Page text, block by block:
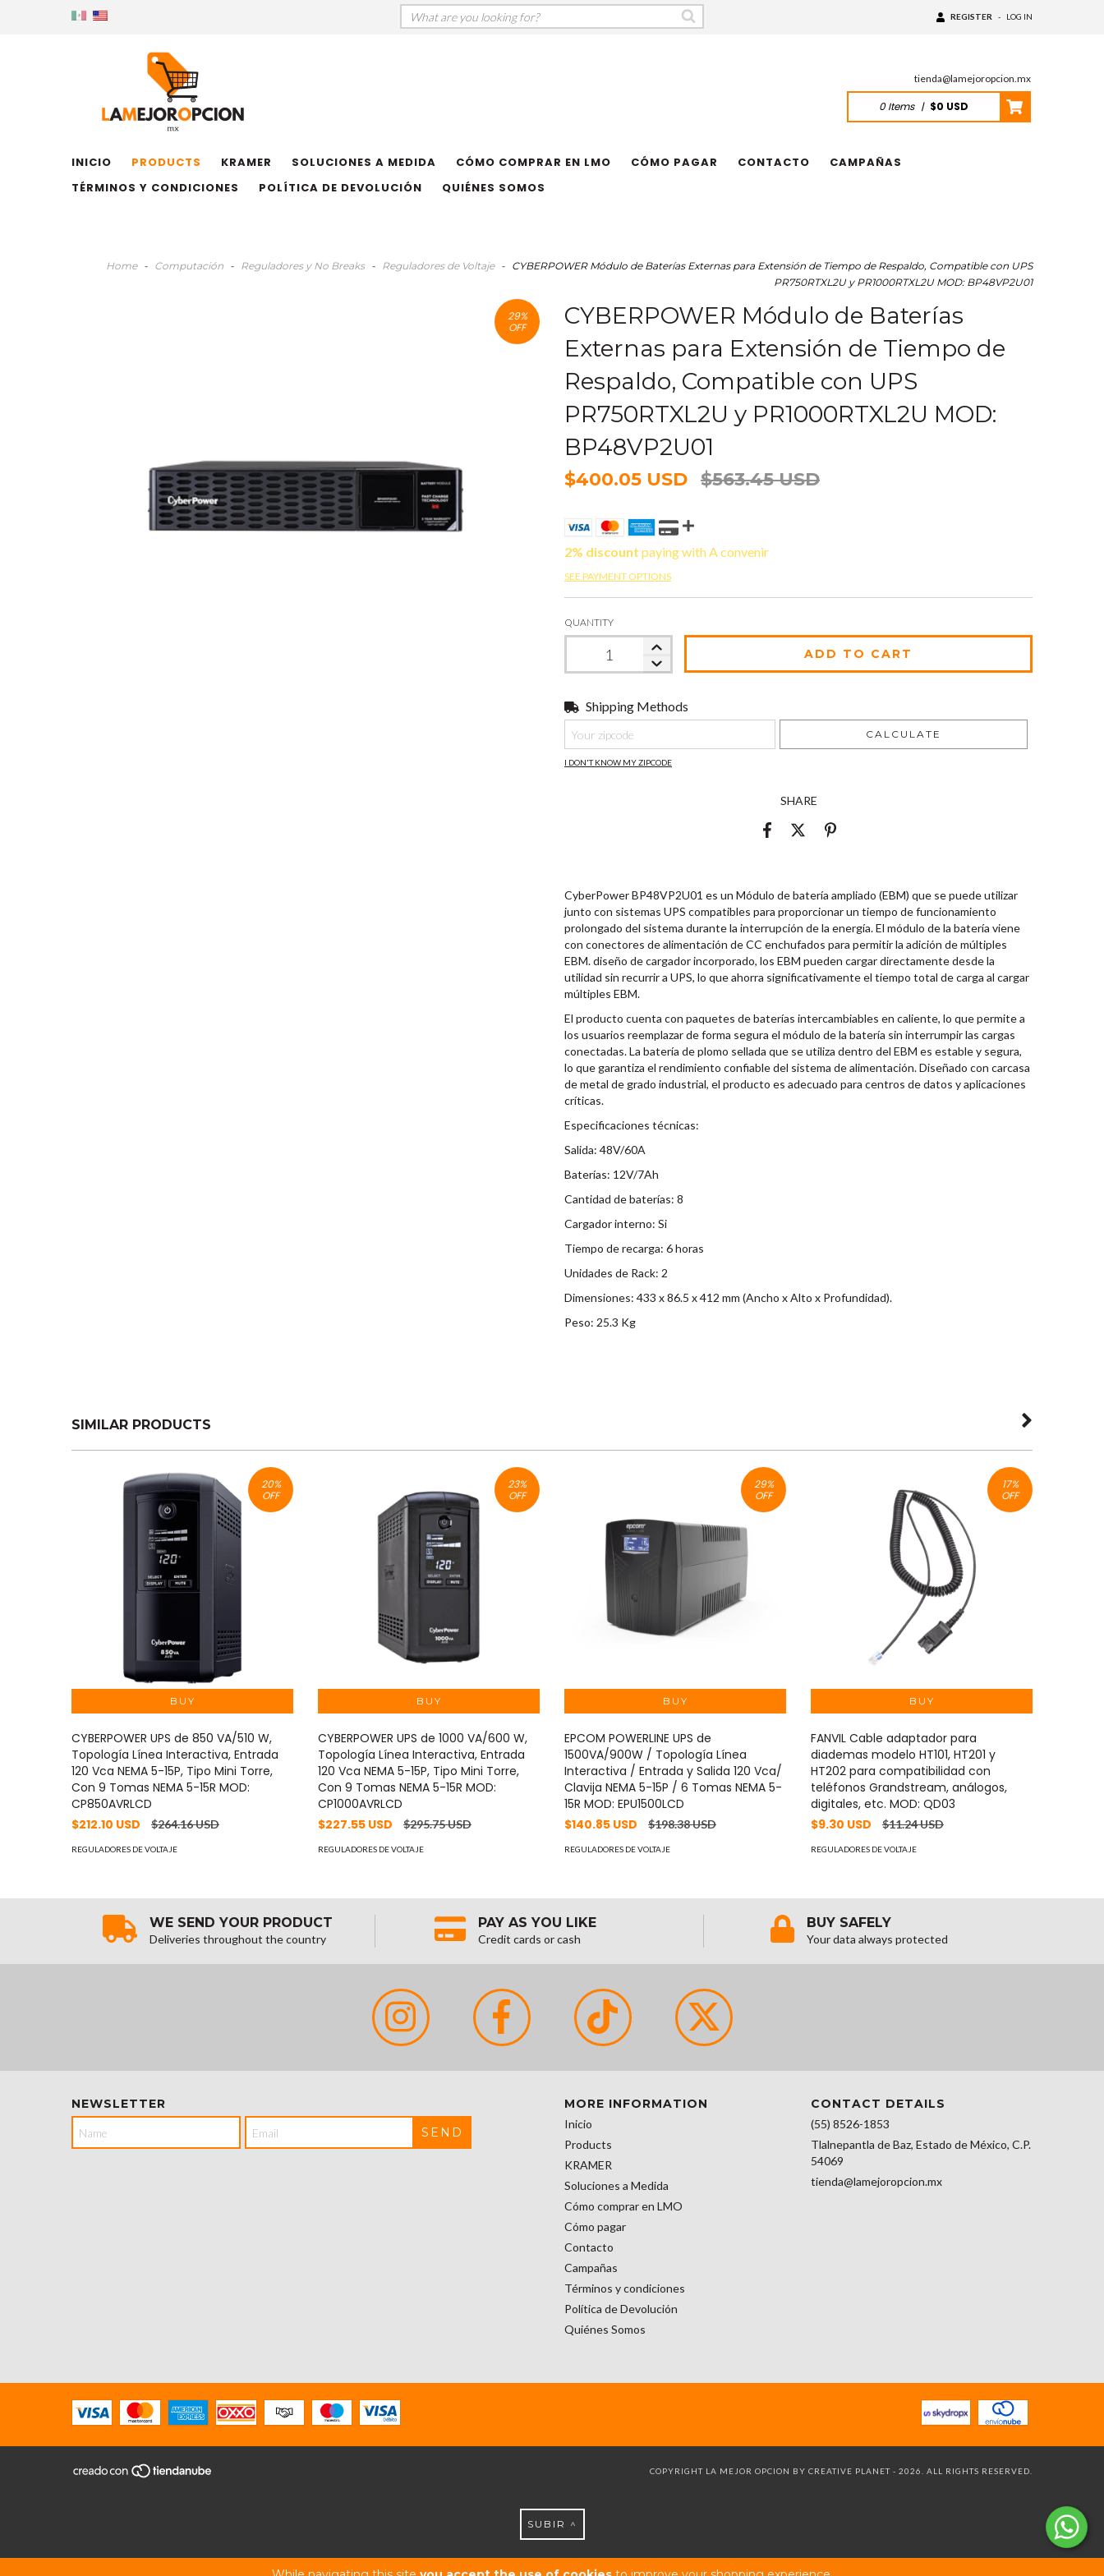
REGISTER - LOG IN
tienda@lamejoropcion.mx
0Items | $0 USD
INICIO PRODUCTS KRAMER SOLUCIONES A MEDIDA CÓMO COMPRAR EN LMO CÓMO PAGAR CONTACTO
CAMPAÑAS
TÉRMINOS Y CONDICIONES
POLÍTICA DE DEVOLUCIÓN QUIÉNES SOMOS
Home - Computación - Reguladores y No Breaks - Reguladores de Voltaje - CYBERPOWER Módulo de Baterías Externas para Extensión de Tiempo de Respaldo, Compatible con UPS
PR750RTXL2U y PR1000RTXL2U MOD: BP48VP2U01
29%
OFF
CYBERPOWER Módulo de Baterías
Externas para Extensión de Tiempo de
Respaldo, Compatible con UPS
PR750RTXL2U y PR1000RTXL2U MOD:
BP48VP2U01
$400.05 USD $563.45 USD
2% discount paying with A convenir
SEE PAYMENT OPTIONS
QUANTITY
Shipping for zipcode:
Shipping Methods
CALCULATE
I DON'T KNOW MY ZIPCODE
SHARE
CyberPower BP48VP2U01 es un Módulo de batería ampliado (EBM) que se puede utilizar
junto con sistemas UPS compatibles para proporcionar un tiempo de funcionamiento
prolongado del sistema durante la interrupción de la energía. El módulo de la batería viene
con conectores de alimentación de CC enchufados para permitir la adición de múltiples
EBM. diseño de cargador incorporado, los EBM pueden cargar directamente desde la
utilidad sin recurrir a UPS, lo que ahorra significativamente el tiempo total de carga al cargar
múltiples EBM.
El producto cuenta con paquetes de baterías intercambiables en caliente, lo que permite a
los usuarios reemplazar de forma segura el módulo de la batería sin interrumpir las cargas
conectadas. La batería de plomo sellada que se utiliza dentro del EBM es estable y segura,
lo que garantiza el rendimiento confiable del sistema de alimentación. Diseñado con carcasa
de metal de grado industrial, el producto es adecuado para centros de datos y aplicaciones
críticas.
Especificaciones técnicas:
Salida: 48V/60A
Baterías: 12V/7Ah
Cantidad de baterías: 8
Cargador interno: Si
Tiempo de recarga: 6 horas
Unidades de Rack: 2
Dimensiones: 433 x 86.5 x 412 mm (Ancho x Alto x Profundidad).
Peso: 25.3 Kg
SIMILAR PRODUCTS
20%
OFF
CYBERPOWER UPS de 850 VA/510 W,
Topología Línea Interactiva, Entrada
120 Vca NEMA 5-15P, Tipo Mini Torre,
Con 9 Tomas NEMA 5-15R MOD:
CP850AVRLCD
$212.10 USD
$264.16 USD
REGULADORES DE VOLTAJE
23%
OFF
CYBERPOWER UPS de 1000 VA/600 W,
Topología Línea Interactiva, Entrada
120 Vca NEMA 5-15P, Tipo Mini Torre,
Con 9 Tomas NEMA 5-15R MOD:
CP1000AVRLCD
$227.55 USD
$295.75 USD
REGULADORES DE VOLTAJE
29%
OFF
EPCOM POWERLINE UPS de
1500VA/900W / Topología Línea
Interactiva / Entrada y Salida 120 Vca/
Clavija NEMA 5-15P / 6 Tomas NEMA 5-
15R MOD: EPU1500LCD
$140.85 USD
$198.38 USD
REGULADORES DE VOLTAJE
17%
OFF
FANVIL Cable adaptador para
diademas modelo HT101, HT201 y
HT202 para compatibilidad con
teléfonos Grandstream, análogos,
digitales, etc. MOD: QD03
$9.30 USD
$11.24 USD
REGULADORES DE VOLTAJE
WE SEND YOUR PRODUCT
Deliveries throughout the country
PAY AS YOU LIKE
Credit cards or cash
BUY SAFELY
Your data always protected
NEWSLETTER MORE INFORMATION
Inicio
Products
KRAMER
Soluciones a Medida
Cómo comprar en LMO
Cómo pagar
Contacto
Campañas
Términos y condiciones
Política de Devolución
Quiénes Somos
CONTACT DETAILS
(55) 8526-1853
Tlalnepantla de Baz, Estado de México, C.P.
54069
tienda@lamejoropcion.mx
COPYRIGHT LA MEJOR OPCION BY CREATIVE PLANET - 2026. ALL RIGHTS RESERVED.
SUBIR ^